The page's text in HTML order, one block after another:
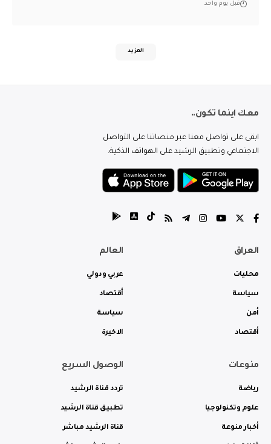
قبل يوم واحد
المزيد
معك اينما تكون..
ابقى على تواصل معنا عبر منصاتنا على التواصل
الاجتماعي وتطبيق الرشيد على الهواتف الذكية.
العراق
محليات
سياسة
أمن
أقتصاد
العالم
عربي ودولي
أقتصاد
سياسة
الاخيرة
منوعات
رياضة
علوم وتكنولوجيا
أخبار منوعة
الوصول السريع
تردد قناة الرشيد
تطبيق قناة الرشيد
قناة الرشيد مباشر